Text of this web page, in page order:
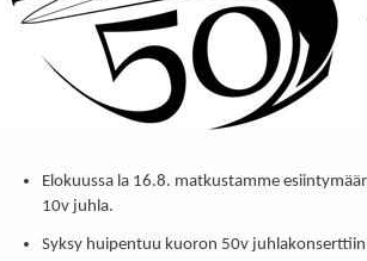
Elokuussa la 16.8. matkustamme
10v juhla.
Syksy huipentuu kuoron 50v juhlakonserttiin